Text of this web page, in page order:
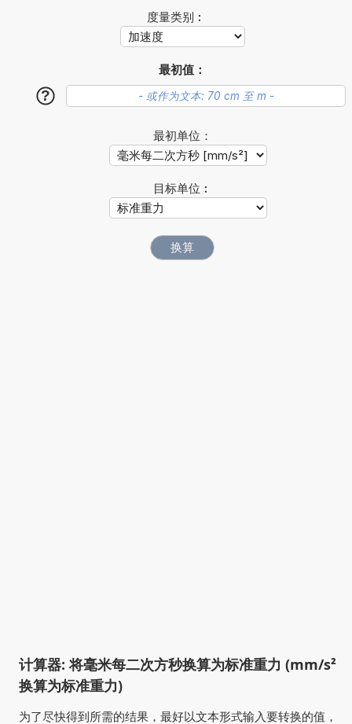
度量类别︰
最初值：
?
最初单位：
目标单位︰
计算器: 将毫米每二次方秒换算为标准重力 (mm/s²
换算为标准重力)
为了尽快得到所需的结果，最好以文本形式输入要转换的值，